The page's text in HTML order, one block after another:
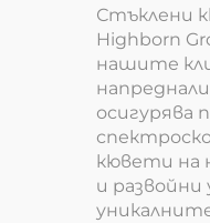
Стъклени
Highborn
нашите
осигурява
кювети на
и